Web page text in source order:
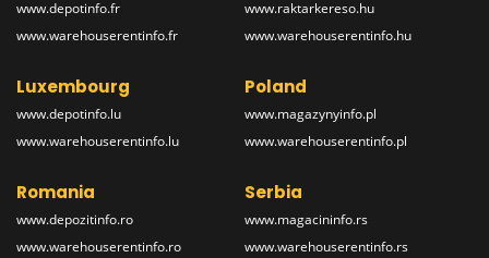
www.depotinfo.fr
www.warehouserentinfo.fr
www.raktarkereso.hu
www.warehouserentinfo.hu
Luxembourg
www.depotinfo.lu
www.warehouserentinfo.lu
Poland
www.magazynyinfo.pl
www.warehouserentinfo.pl
Romania
www.depozitinfo.ro
www.warehouserentinfo.ro
Serbia
www.magacininfo.rs
www.warehouserentinfo.rs